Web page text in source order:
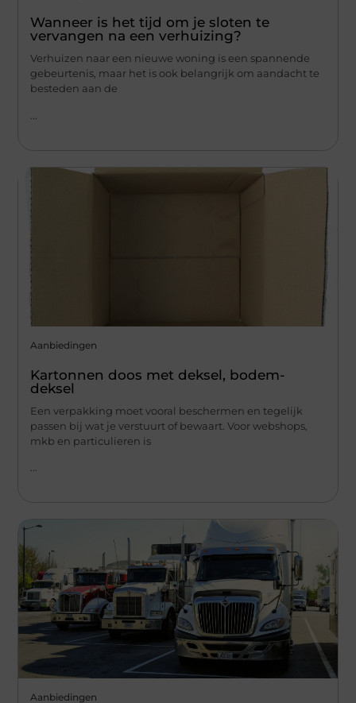
Wanneer is het tijd om je sloten te
vervangen na een verhuizing?
Verhuizen naar een nieuwe woning is een spannende
gebeurtenis, maar het is ook belangrijk om aandacht te
besteden aan de
Aanbiedingen
Kartonnen doos met deksel, bodem-
deksel
Een verpakking moet vooral beschermen en tegelijk
passen bij wat je verstuurt of bewaart. Voor webshops,
mkb en particulieren is
Aanbiedingen